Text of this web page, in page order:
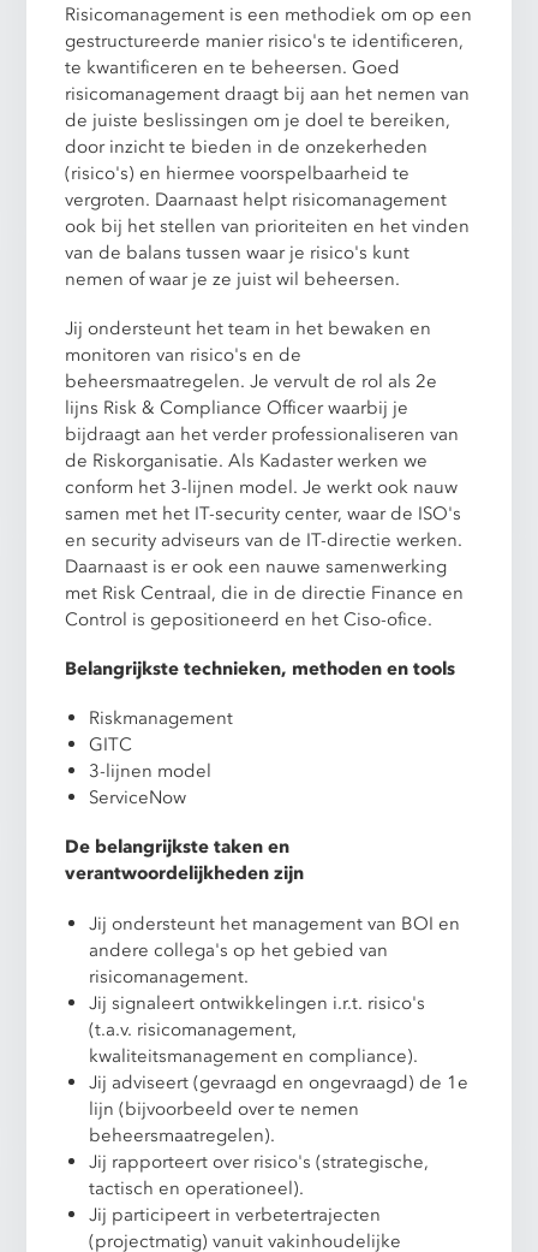
Risicomanagement is een methodiek om op een
gestructureerde manier risico's te identificeren,
te kwantificeren en te beheersen. Goed
risicomanagement draagt bij aan het nemen van
de juiste beslissingen om je doel te bereiken,
door inzicht te bieden in de onzekerheden
(risico's) en hiermee voorspelbaarheid te
vergroten. Daarnaast helpt risicomanagement
ook bij het stellen van prioriteiten en het vinden
van de balans tussen waar je risico's kunt
nemen of waar je ze juist wil beheersen.
Jij ondersteunt het team in het bewaken en
monitoren van risico's en de
beheersmaatregelen. Je vervult de rol als 2e
lijns Risk & Compliance Officer waarbij je
bijdraagt aan het verder professionaliseren van
de Riskorganisatie. Als Kadaster werken we
conform het 3-lijnen model. Je werkt ook nauw
samen met het IT-security center, waar de ISO's
en security adviseurs van de IT-directie werken.
Daarnaast is er ook een nauwe samenwerking
met Risk Centraal, die in de directie Finance en
Control is gepositioneerd en het Ciso-ofice.
Belangrijkste technieken, methoden en tools
Riskmanagement
GITC
3-lijnen model
ServiceNow
De belangrijkste taken en
verantwoordelijkheden zijn
Jij ondersteunt het management van BOI en
andere collega's op het gebied van
risicomanagement.
Jij signaleert ontwikkelingen i.r.t. risico's
(t.a.v. risicomanagement,
kwaliteitsmanagement en compliance).
Jij adviseert (gevraagd en ongevraagd) de 1e
lijn (bijvoorbeeld over te nemen
beheersmaatregelen).
Jij rapporteert over risico's (strategische,
tactisch en operationeel).
Jij participeert in verbetertrajecten
(projectmatig) vanuit vakinhoudelijke